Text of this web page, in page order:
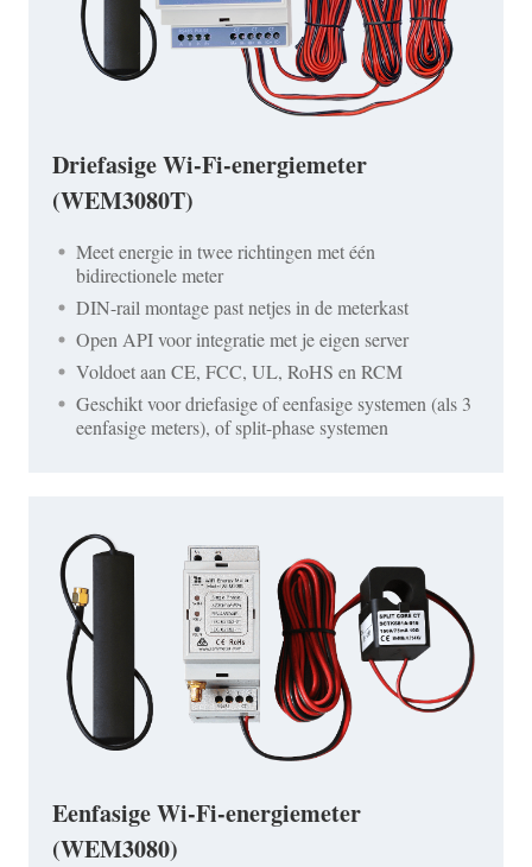
Driefasige Wi-Fi-energiemeter
(WEM3080T)
Meet energie in twee richtingen met één
bidirectionele meter
DIN-rail montage past netjes in de meterkast
Open API voor integratie met je eigen server
Voldoet aan CE, FCC, UL, RoHS en RCM
Geschikt voor driefasige of eenfasige systemen (als 3
eenfasige meters), of split-phase systemen
Eenfasige Wi-Fi-energiemeter
(WEM3080)